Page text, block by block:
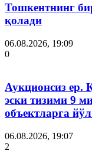
Тошкентнинг
қолади
06.08.2026, 19:09
0
Аукционсиз ер.
эски тизими 9
объектларга
06.08.2026, 19:07
2